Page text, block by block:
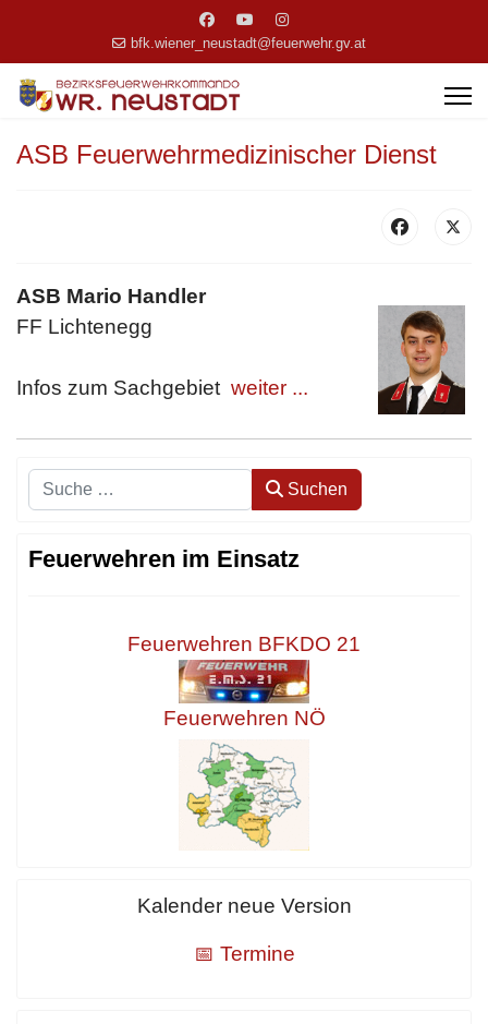
bfk.wiener_neustadt@feuerwehr.gv.at
ASB Feuerwehrmedizinischer Dienst
ASB Mario Handler
FF Lichtenegg
Infos zum Sachgebiet weiter ...
Suchen Suchen
Feuerwehren im Einsatz
Feuerwehren BFKDO 21
Feuerwehren NÖ
Kalender neue Version
📅 Termine